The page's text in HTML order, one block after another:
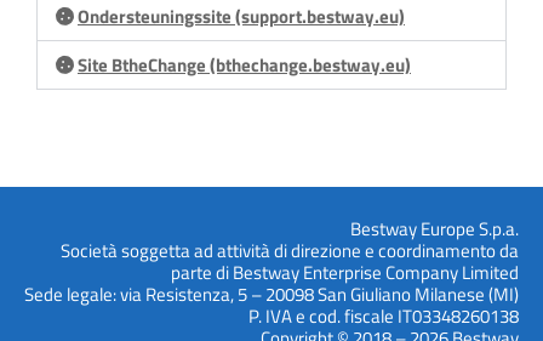
Ondersteuningssite (support.bestway.eu)
Site BtheChange (bthechange.bestway.eu)
Bestway Europe S.p.a.
Società soggetta ad attività di direzione e coordinamento da
parte di Bestway Enterprise Company Limited
Sede legale: via Resistenza, 5 – 20098 San Giuliano Milanese (MI)
P. IVA e cod. fiscale IT03348260138